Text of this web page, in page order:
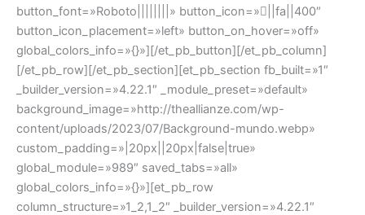
button_font=»Roboto||||||||» button_icon=»||fa||400″
button_icon_placement=»left» button_on_hover=»off»
global_colors_info=»{}»][/et_pb_button][/et_pb_column]
[/et_pb_row][/et_pb_section][et_pb_section fb_built=»1″
_builder_version=»4.22.1″ _module_preset=»default»
background_image=»http://theallianze.com/wp-
content/uploads/2023/07/Background-mundo.webp»
custom_padding=»|20px||20px|false|true»
global_module=»989″ saved_tabs=»all»
global_colors_info=»{}»][et_pb_row
column_structure=»1_2,1_2″ _builder_version=»4.22.1″